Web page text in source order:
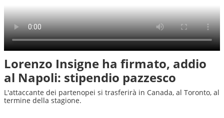
Lorenzo Insigne ha firmato, addio
al Napoli: stipendio pazzesco
L'attaccante dei partenopei si trasferirà in Canada, al Toronto, al
termine della stagione.